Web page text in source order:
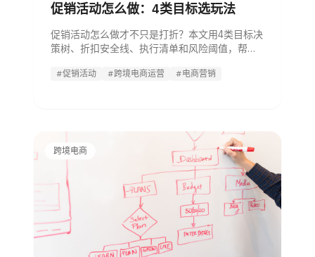
促销活动怎么做：4类目标选玩法
促销活动怎么做才不只是打折？本文用4类目标决
策树、折扣安全线、执行清单和风险阈值，帮运
#促销活动 #跨境电商运营 #电商营销
跨境电商